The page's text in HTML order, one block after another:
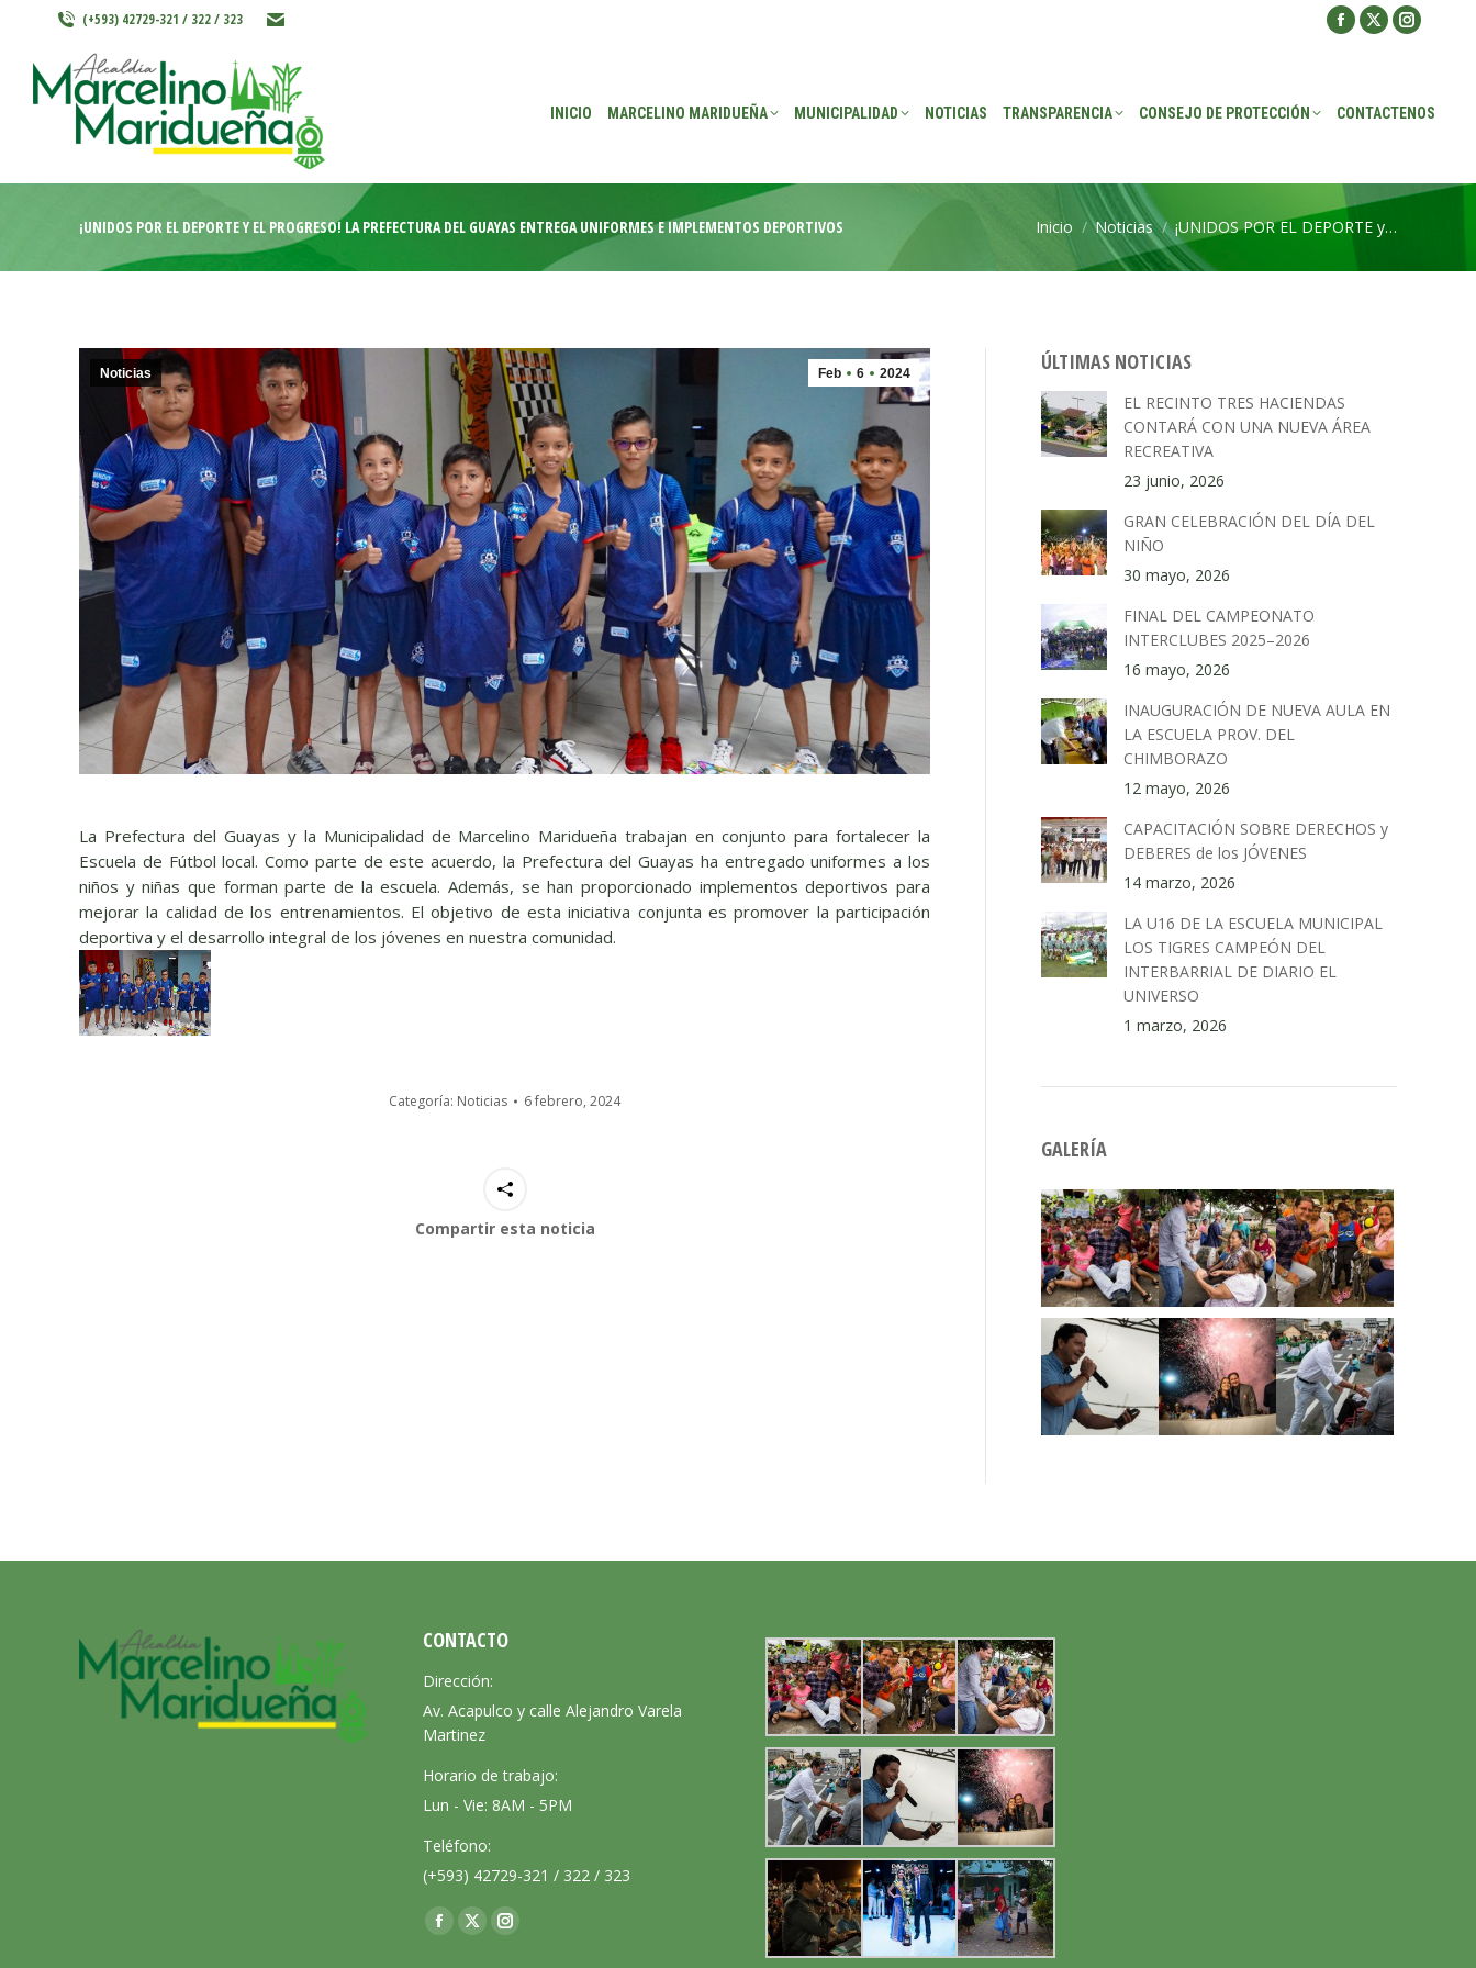
(+593) 42729-321 / 322 / 323
Facebook
in
X
in
in
INICIO MARCELINO MARIDUEÑA MUNICIPALIDAD NOTICIAS TRANSPARENCIA CONSEJO DE PROTECCIÓN CONTACTENOS
¡UNIDOS POR EL DEPORTE Y EL PROGRESO! LA PREFECTURA DEL GUAYAS ENTREGA UNIFORMES E IMPLEMENTOS DEPORTIVOS Estás aquí:
Inicio Noticias ¡UNIDOS POR EL DEPORTE y…
Feb 6 2024
Noticias
La Prefectura del Guayas y la Municipalidad de Marcelino Maridueña trabajan en conjunto para fortalecer la
Escuela de Fútbol local. Como parte de este acuerdo, la Prefectura del Guayas ha entregado uniformes a los
niños y niñas que forman parte de la escuela. Además, se han proporcionado implementos deportivos para
mejorar la calidad de los entrenamientos. El objetivo de esta iniciativa conjunta es promover la participación
deportiva y el desarrollo integral de los jóvenes en nuestra comunidad.
Categoría: Noticias 6 febrero, 2024
Compartir esta noticia
ÚLTIMAS NOTICIAS
EL RECINTO TRES HACIENDAS
CONTARÁ CON UNA NUEVA ÁREA
RECREATIVA
23 junio, 2026
GRAN CELEBRACIÓN DEL DÍA DEL
NIÑO
30 mayo, 2026
FINAL DEL CAMPEONATO
INTERCLUBES 2025–2026
16 mayo, 2026
INAUGURACIÓN DE NUEVA AULA EN
LA ESCUELA PROV. DEL
CHIMBORAZO
12 mayo, 2026
CAPACITACIÓN SOBRE DERECHOS y
DEBERES de los JÓVENES
14 marzo, 2026
LA U16 DE LA ESCUELA MUNICIPAL
LOS TIGRES CAMPEÓN DEL
INTERBARRIAL DE DIARIO EL
UNIVERSO
1 marzo, 2026
GALERÍA
CONTACTO
Dirección:
Av. Acapulco y calle Alejandro Varela
Martinez
Horario de trabajo:
Lun - Vie: 8AM - 5PM
Teléfono:
(+593) 42729-321 / 322 / 323
Encuéntranos en:
Facebook
X
Instagram